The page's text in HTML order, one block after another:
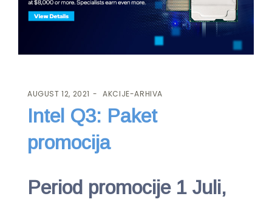
AUGUST 12, 2021 AKCIJE-ARHIVA
Intel Q3: Paket
promocija
Period promocije1 Juli,